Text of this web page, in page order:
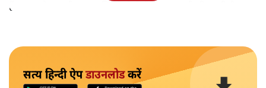
हैं।भारत के तक़रीबन हर हिस्से से ऐसी खबर आती ही रहती है।
सत्य हिन्दी ऐपडाउनलोडकरें